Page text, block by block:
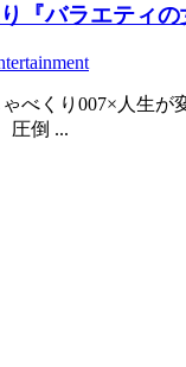
『バラエティ
べくり007×人生
圧倒 ...